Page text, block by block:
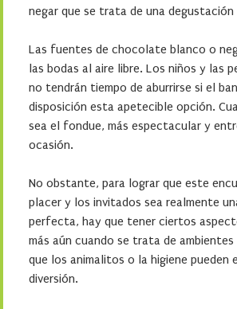
negar que se trata de una degustación
Las fuentes de chocolate blanco o
las bodas al aire libre. Los niños y las
no tendrán tiempo de aburrirse si el
disposición esta apetecible opción.
sea el fondue, más espectacular y
ocasión.
No obstante, para lograr que este
placer y los invitados sea realmente
perfecta, hay que tener ciertos
más aún cuando se trata de
que los animalitos o la higiene pueden
diversión.